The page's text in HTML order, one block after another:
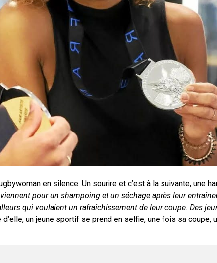
en silence. Un sourire et c’est à la suivante, une
pour un shampoing et un séchage après leur
qui voulaient un rafraîchissement de leur coupe. Des
un jeune sportif se prend en selfie, une fois sa coupe,